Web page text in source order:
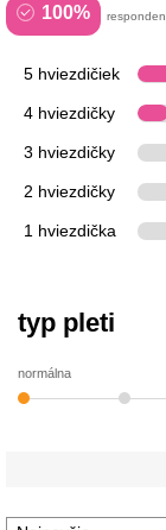
100%
5 hviezdičiek
4 hviezdičky
3 hviezdičky
2 hviezdičky
1 hviezdička
typ pleti
normálna